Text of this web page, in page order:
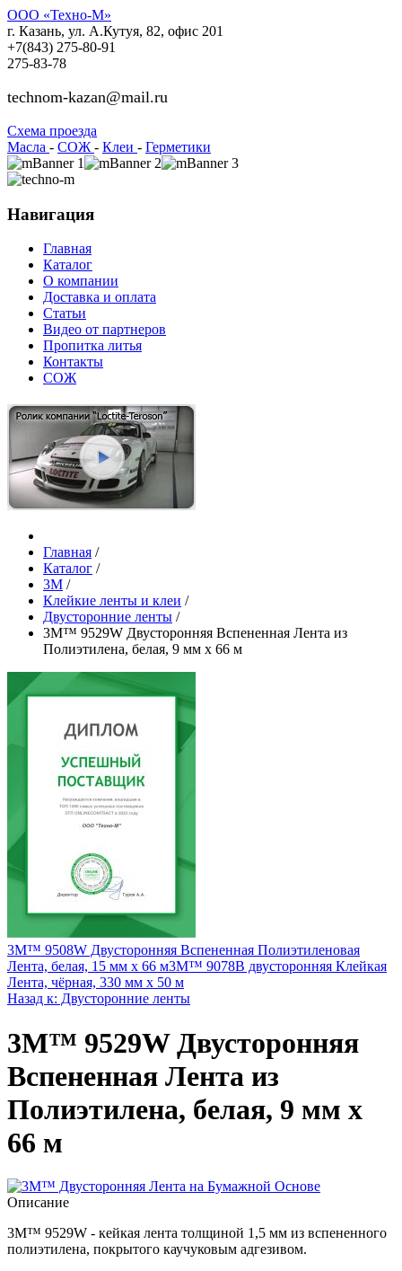
ООО «Техно-М»
г. Казань, ул. А.Кутуя, 82, офис 201
+7(843) 275-80-91
275-83-78
technom-kazan@mail.ru
Cхема проезда
Масла - СОЖ - Клеи - Герметики
Навигация
Главная
Каталог
О компании
Доставка и оплата
Статьи
Видео от партнеров
Пропитка литья
Контакты
СОЖ
Главная /
Каталог /
3М /
Клейкие ленты и клеи /
Двусторонние ленты /
3M™ 9529W Двусторонняя Вспененная Лента из
Полиэтилена, белая, 9 мм х 66 м
3M™ 9508W Двусторонняя Вспененная Полиэтиленовая
Лента, белая, 15 мм х 66 м3M™ 9078B двусторонняя Клейкая
Лента, чёрная, 330 мм x 50 м
Назад к: Двусторонние ленты
3M™ 9529W Двусторонняя
Вспененная Лента из
Полиэтилена, белая, 9 мм х
66 м
Описание
3M™ 9529W - кейкая лента толщиной 1,5 мм из вспененного
полиэтилена, покрытого каучуковым адгезивом.